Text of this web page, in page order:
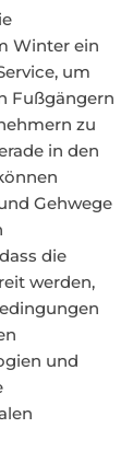
Winter ein
um
Fußgängern
zu
in den
Gehwege
die
werden,
und